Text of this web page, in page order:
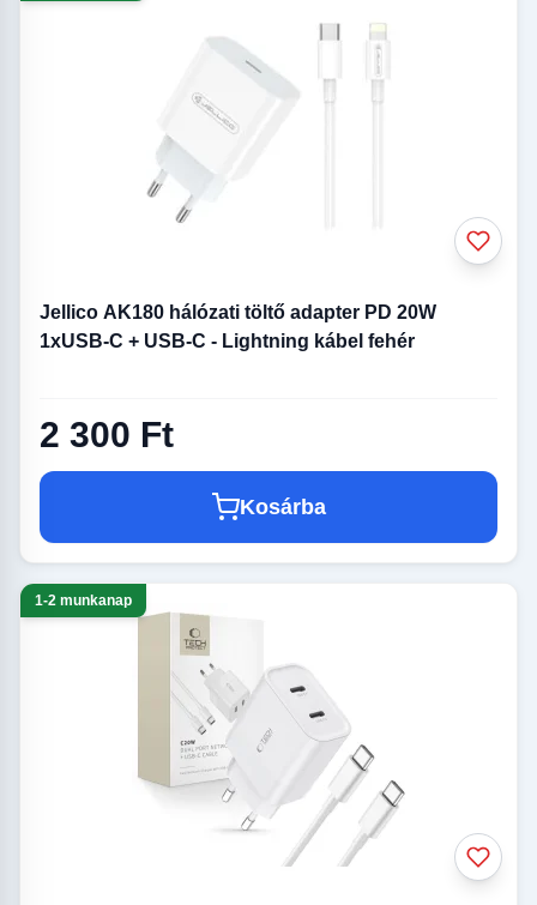
Jellico AK180 hálózati töltő adapter PD 20W
1xUSB-C + USB-C - Lightning kábel fehér
2 300 Ft
Kosárba
1-2 munkanap